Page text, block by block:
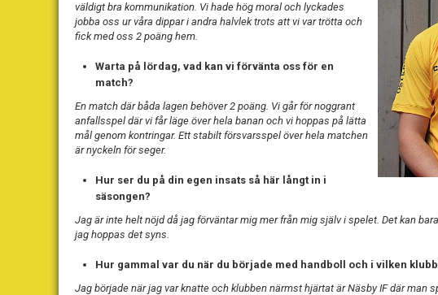
väldigt bra kommunikation. Vi hade hög moral och lyckades
jobba oss ur våra dippar i andra halvlek trots att vi var trötta och
fick med oss 2 poäng hem.
Warta på lördag, vad kan vi förvänta oss för en
match?
En match där båda lagen behöver 2 poäng. Vi går för noggrant
anfallsspel där vi får läge över hela banan och vi hoppas på lätta
mål genom kontringar. Ett stabilt försvarsspel över hela matchen
är nyckeln för seger.
Hur ser du på din egen insats så här långt in i
säsongen?
Jag är inte helt nöjd då jag förväntar mig mer från mig själv i spelet. Det kan
jag hoppas det syns.
Hur gammal var du när du började med handboll och i vilken
Jag började när jag var knatte och klubben närmst hjärtat är Näsby IF där man